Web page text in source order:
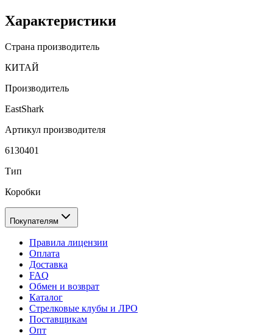
Характеристики
Страна производитель
КИТАЙ
Производитель
EastShark
Артикул производителя
6130401
Тип
Коробки
Покупателям
Правила лицензии
Оплата
Доставка
FAQ
Обмен и возврат
Каталог
Стрелковые клубы и ЛРО
Поставщикам
Опт